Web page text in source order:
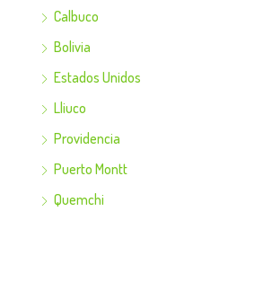
Calbuco
Bolivia
Estados Unidos
Lliuco
Providencia
Puerto Montt
Quemchi